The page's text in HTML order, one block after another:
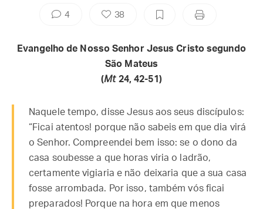
4 38
Evangelho de Nosso Senhor Jesus Cristo segundo
São Mateus
(Mt 24, 42-51)
Naquele tempo, disse Jesus aos seus discípulos:
“Ficai atentos! porque não sabeis em que dia virá
o Senhor. Compreendei bem isso: se o dono da
casa soubesse a que horas viria o ladrão,
certamente vigiaria e não deixaria que a sua casa
fosse arrombada. Por isso, também vós ficai
preparados! Porque na hora em que menos